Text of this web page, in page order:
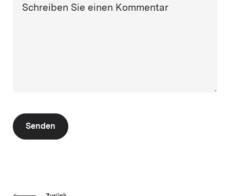
Schreiben Sie einen Kommentar
Senden